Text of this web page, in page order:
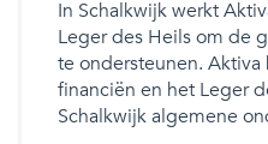
In Schalkwijk werkt
Leger des Heils om de
te ondersteunen.
financiën en het Leger
Schalkwijk algemene